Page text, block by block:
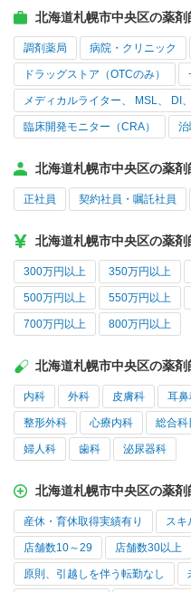
北海道札幌市中央区の薬
調剤薬局 病院・クリニック
ドラッグストア（OTCのみ）
メディカルライター、 MSL、 DI
臨床開発モニター（CRA） 治
北海道札幌市中央区の薬
正社員 契約社員・嘱託社員
北海道札幌市中央区の薬
300万円以上 350万円以上
500万円以上 550万円以上
700万円以上 800万円以上
北海道札幌市中央区の薬
内科 外科 皮膚科 耳
整形外科 心療内科 総合科
婦人科 歯科 泌尿器科
北海道札幌市中央区の薬
産休・育休取得実績有り スキ
店舗数10～29 店舗数30以上
原則、引越しを伴う転勤なし